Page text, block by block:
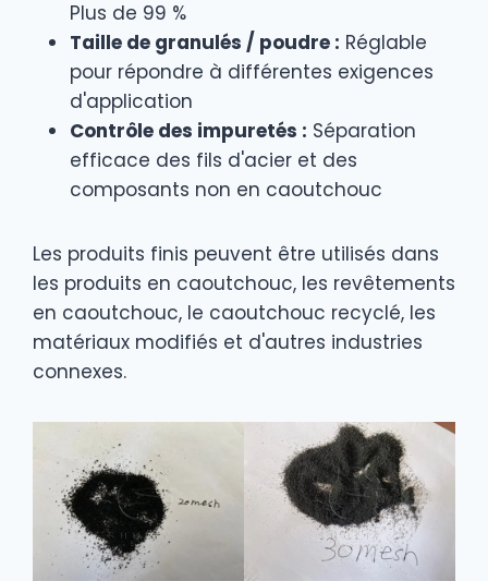
Plus de 99 %
Taille de granulés / poudre : Réglable
pour répondre à différentes exigences
d'application
Contrôle des impuretés : Séparation
efficace des fils d'acier et des
composants non en caoutchouc
Les produits finis peuvent être utilisés dans
les produits en caoutchouc, les revêtements
en caoutchouc, le caoutchouc recyclé, les
matériaux modifiés et d'autres industries
connexes.